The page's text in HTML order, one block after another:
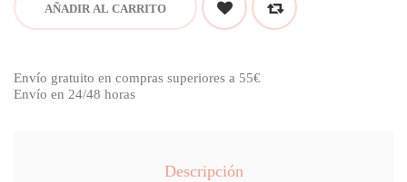
AÑADIR AL CARRITO
Envío gratuito en compras superiores a 55€
Envío en 24/48 horas
Descripción